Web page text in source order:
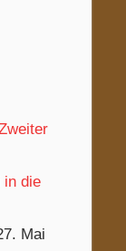
in die
Mai